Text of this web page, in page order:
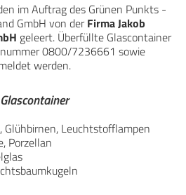
im Auftrag des Grünen Punkts -
GmbH von derFirma Jakob
geleert. Überfüllte Glascontainer
0800/7236661 sowie
werden.
Glühbirnen, Leuchtstofflampen
Porzellan